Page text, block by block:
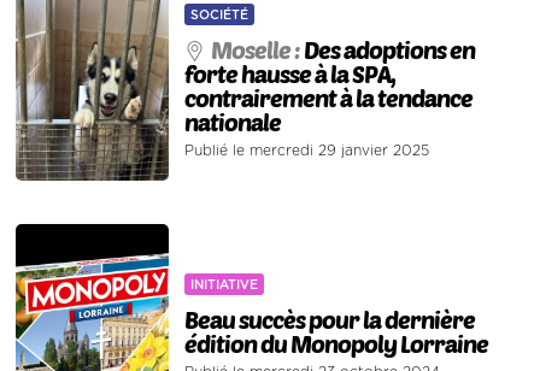
SOCIÉTÉ
Moselle :Des adoptions en
forte hausse à la SPA,
contrairement à la tendance
nationale
Publié le mercredi 29 janvier 2025
INITIATIVE
Beau succès pour la dernière
édition du Monopoly Lorraine